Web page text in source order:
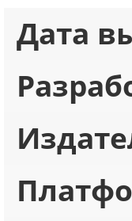
Дата